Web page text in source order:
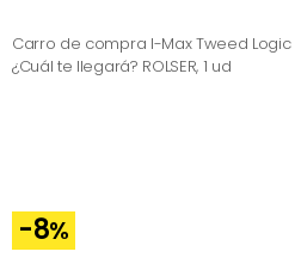
Carro de compra I-Max Tweed Logic
¿Cuál te llegará? ROLSER, 1 ud
-8%